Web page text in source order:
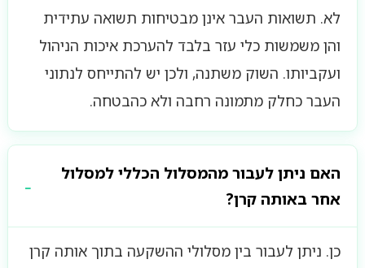
לא. תשואות העבר אינן מבטיחות תשואה עתידית
והן משמשות כלי עזר בלבד להערכת איכות הניהול
ועקביותו. השוק משתנה, ולכן יש להתייחס לנתוני
העבר כחלק מתמונה רחבה ולא כהבטחה.
האם ניתן לעבור מהמסלול הכללי למסלול
אחר באותה קרן?
כן. ניתן לעבור בין מסלולי ההשקעה בתוך אותה קרן